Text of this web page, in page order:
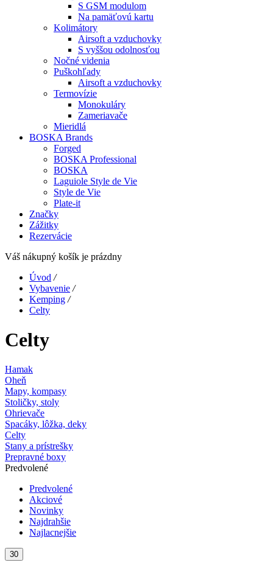
S GSM modulom
Na pamäťovú kartu
Kolimátory
Airsoft a vzduchovky
S vyššou odolnosťou
Nočné videnia
Puškohľady
Airsoft a vzduchovky
Termovízie
Monokuláry
Zameriavače
Mieridlá
BOSKA Brands
Forged
BOSKA Professional
BOSKA
Laguiole Style de Vie
Style de Vie
Plate-it
Značky
Zážitky
Rezervácie
Váš nákupný košík je prázdny
Úvod /
Vybavenie /
Kemping /
Celty
Celty
Hamak
Oheň
Mapy, kompasy
Stoličky, stoly
Ohrievače
Spacáky, lôžka, deky
Celty
Stany a prístrešky
Prepravné boxy
Predvolené
Predvolené
Akciové
Novinky
Najdrahšie
Najlacnejšie
30